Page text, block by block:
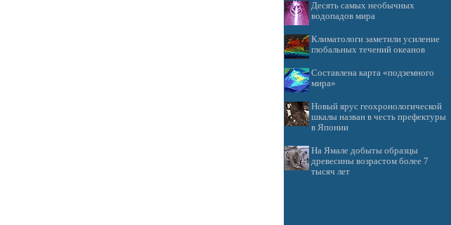
Десять самых необычных
водопадов мира
Климатологи заметили усиление
глобальных течений океанов
Составлена карта «подземного
мира»
Новый ярус геохронологической
шкалы назван в честь префектуры
в Японии
На Ямале добыты образцы
древесины возрастом более 7
тысяч лет